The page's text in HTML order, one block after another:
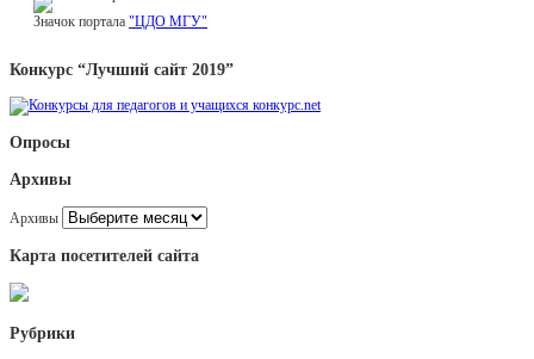
Значок портала "ЦДО МГУ"
Конкурс “Лучший сайт 2019”
Опросы
Архивы
Архивы
Карта посетителей сайта
Рубрики